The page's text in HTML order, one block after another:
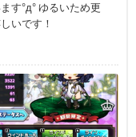
す°д° ゆるいため更
いです！